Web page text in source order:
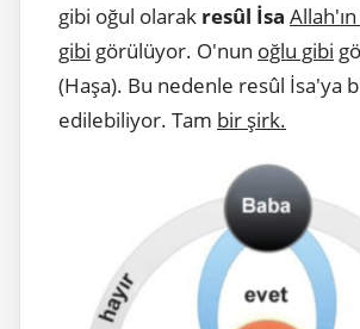
gibi oğul olarak resûl İsa
gibi görülüyor. O'nun oğlu gibi
(Haşa). Bu nedenle resûl İsa'ya
edilebiliyor. Tam bir şirk.